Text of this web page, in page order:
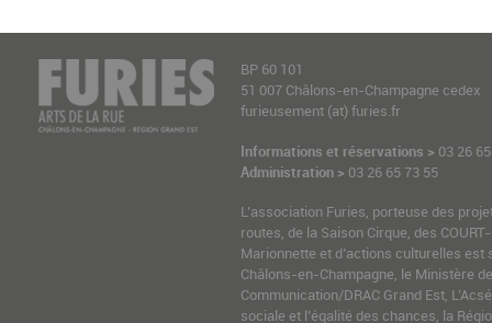
BP 60 101
51 007 Châlons-en-Champagne cedex
furieusement (at) furies.fr
Informations et réservations > 03 26
Administration > 03 26 65 73 55
L’association Furies, porteuse des
routes, de la Saison Cirque, des
Marionnette et d’actions culturelles est
Châlons-en-Champagne, le Ministère
Communication/DRAC Grand Est,
sociale et l’égalité des chances, la